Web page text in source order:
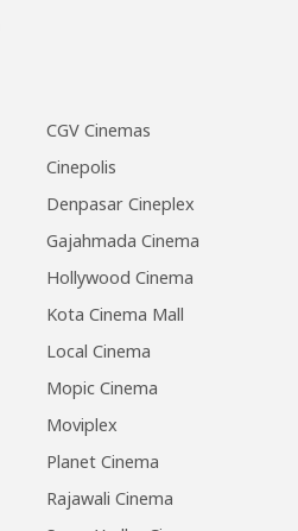
CGV Cinemas
Cinepolis
Denpasar Cineplex
Gajahmada Cinema
Hollywood Cinema
Kota Cinema Mall
Local Cinema
Mopic Cinema
Moviplex
Planet Cinema
Rajawali Cinema